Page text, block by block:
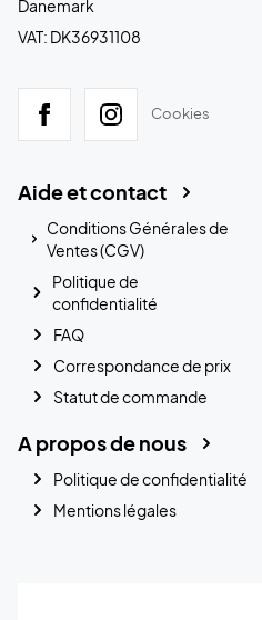
Danemark
VAT: DK36931108
Cookies
Aide et contact
Conditions Générales de
Ventes (CGV)
Politique de
confidentialité
FAQ
Correspondance de prix
Statut de commande
A propos de nous
Politique de confidentialité
Mentions légales